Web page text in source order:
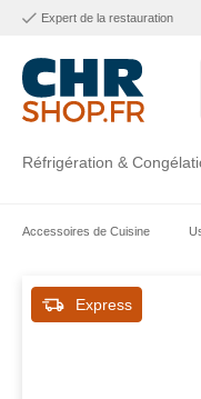
Expert de la restauration
Réfrigération &
Accessoires de Cuisine
Express